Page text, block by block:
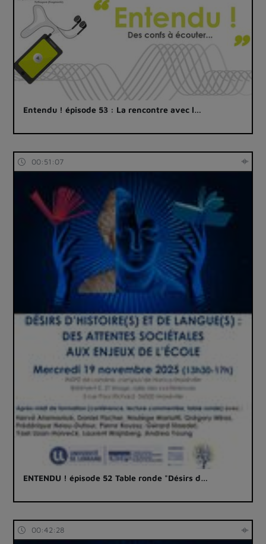
Entendu ! épisode 53 : La rencontre avec l…
00:51:07
ENTENDU ! épisode 52 Table ronde "Désirs d…
00:42:28